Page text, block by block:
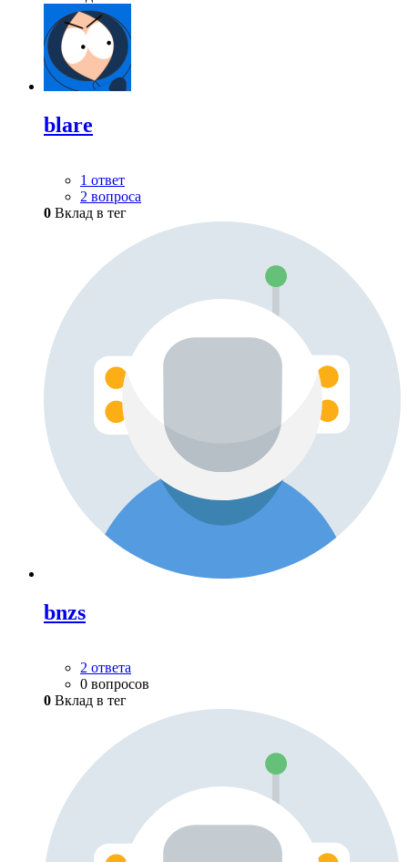
blare
1 ответ
2 вопроса
0 Вклад в тег
bnzs
2 ответа
0 вопросов
0 Вклад в тег